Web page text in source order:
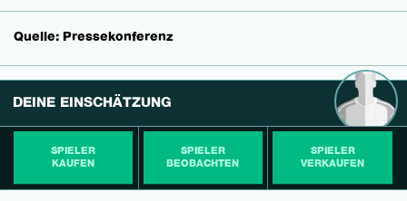
Quelle: Pressekonferenz
DEINE EINSCHÄTZUNG
SPIELER
KAUFEN
SPIELER
BEOBACHTEN
SPIELER
VERKAUFEN